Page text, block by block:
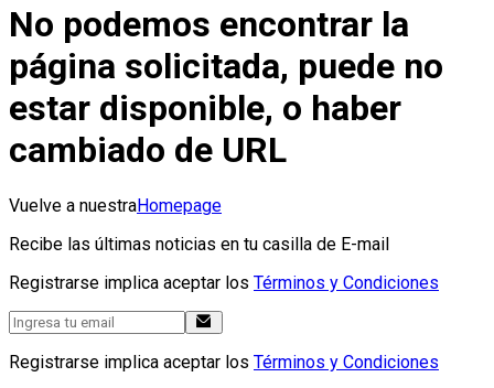
No podemos encontrar la
página solicitada, puede no
estar disponible, o haber
cambiado de URL
Vuelve a nuestraHomepage
Recibe las últimas noticias en tu casilla de E-mail
Registrarse implica aceptar los Términos y Condiciones
Registrarse implica aceptar los Términos y Condiciones